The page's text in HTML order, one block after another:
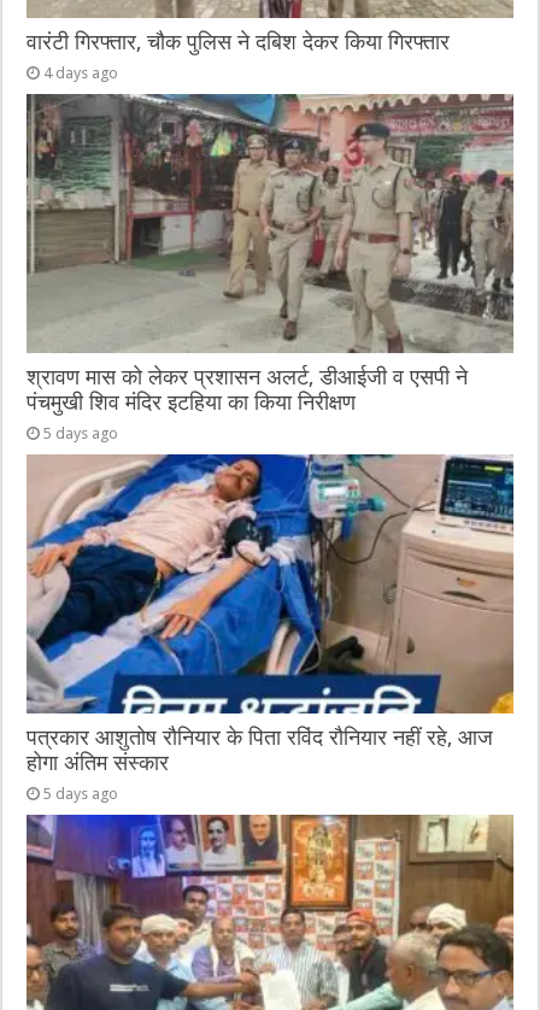
वारंटी गिरफ्तार, चौक पुलिस ने दबिश देकर किया गिरफ्तार
4 days ago
श्रावण मास को लेकर प्रशासन अलर्ट, डीआईजी व एसपी ने
पंचमुखी शिव मंदिर इटहिया का किया निरीक्षण
5 days ago
पत्रकार आशुतोष रौनियार के पिता रविंद रौनियार नहीं रहे, आज
होगा अंतिम संस्कार
5 days ago